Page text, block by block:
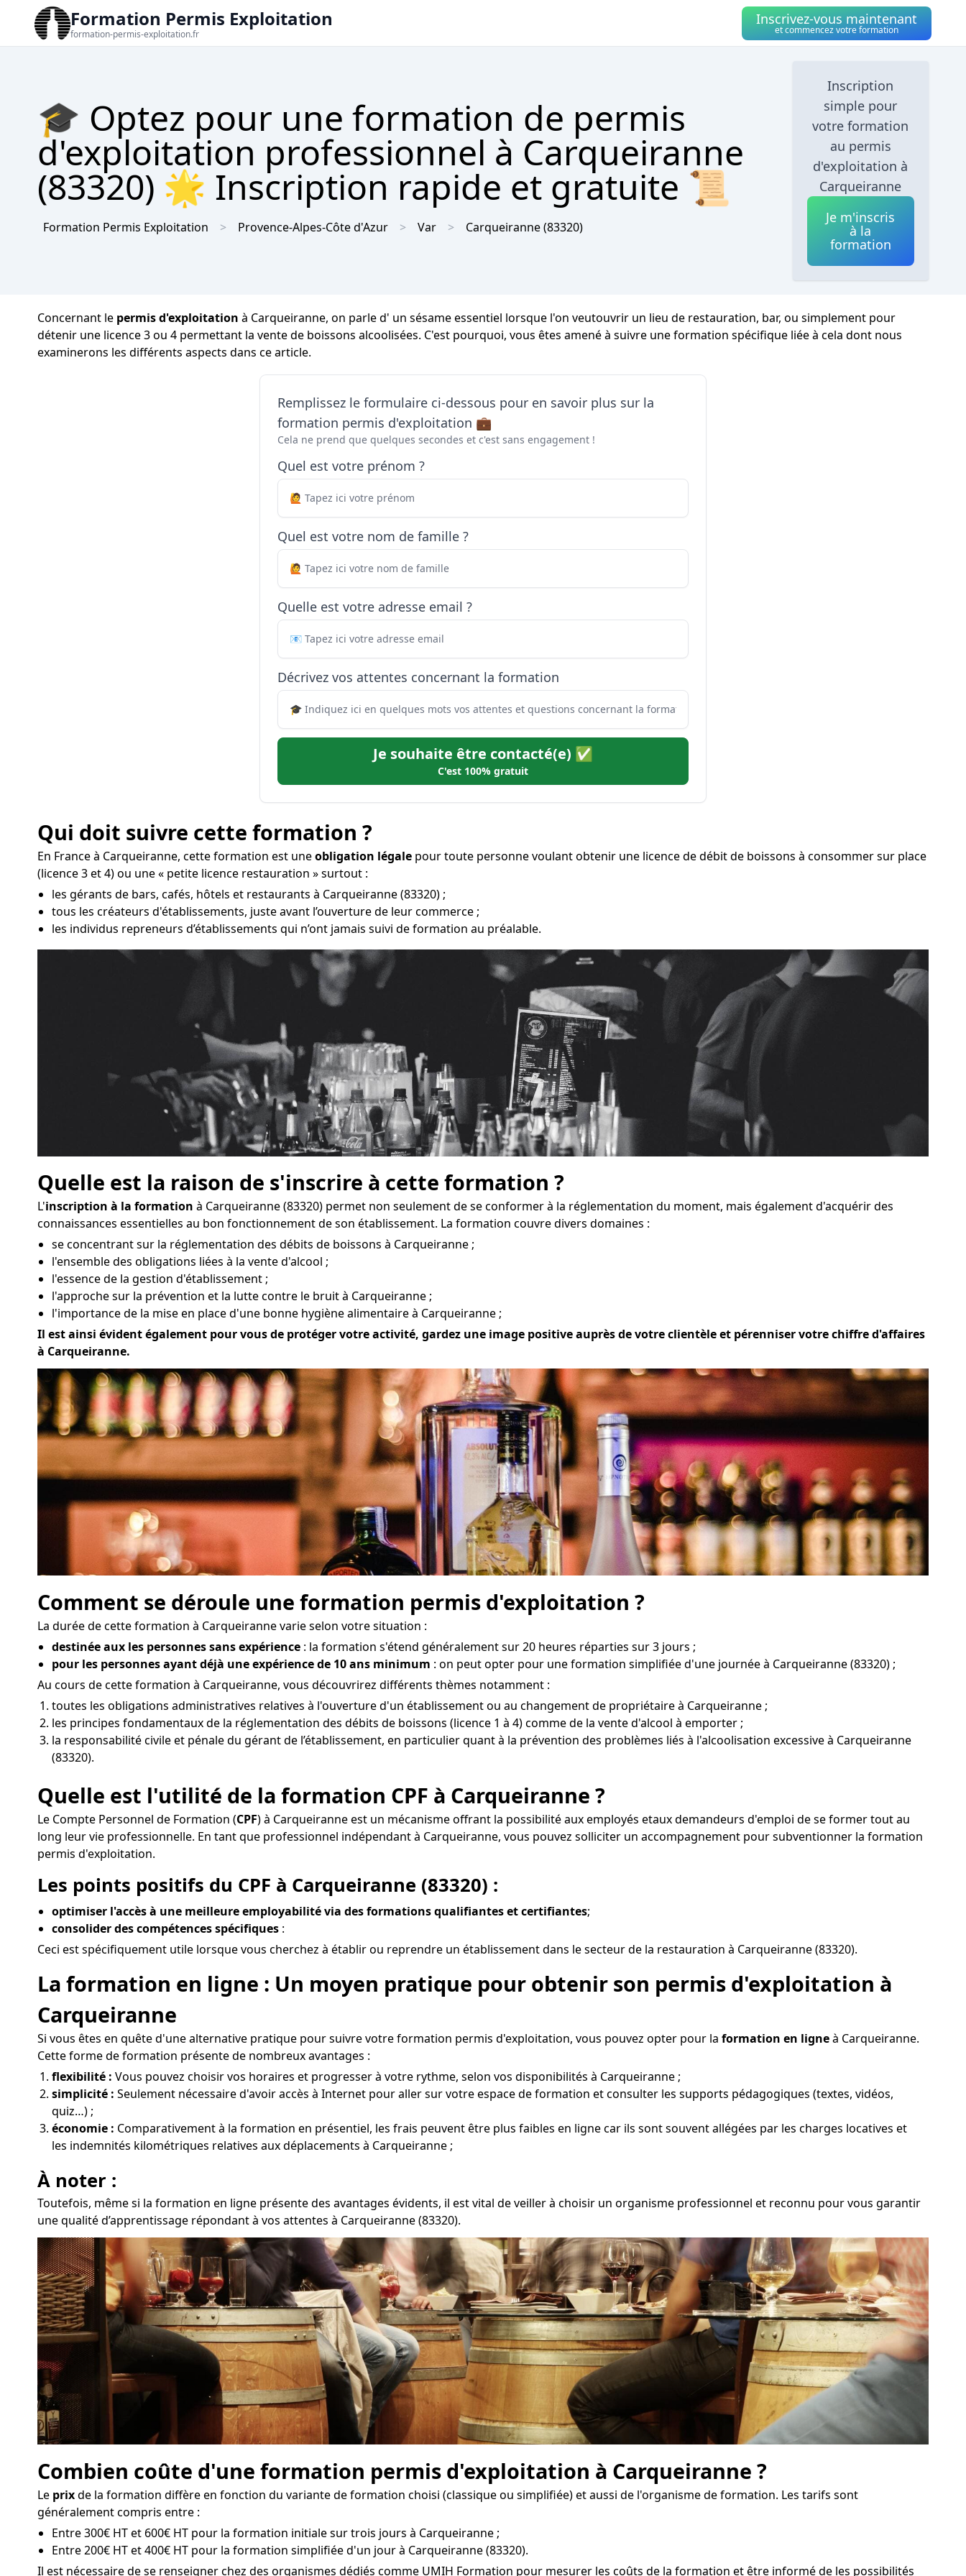
Formation Permis Exploitation
formation-permis-exploitation.fr
Inscrivez-vous maintenant
et commencez votre formation
🎓 Optez pour une formation de permis
d'exploitation professionnel à Carqueiranne
(83320) 🌟 Inscription rapide et gratuite 📜
Formation Permis Exploitation Provence-Alpes-Côte d'Azur Var Carqueiranne(83320)
Inscription
simple pour
votre formation
au permis
d'exploitation à
Carqueiranne
Je m'inscris
à la
formation
Concernant le permis d'exploitation à Carqueiranne, on parle d' un sésame essentiel lorsque l'on veutouvrir un lieu de restauration, bar, ou simplement pour
détenir une licence 3 ou 4 permettant la vente de boissons alcoolisées. C'est pourquoi, vous êtes amené à suivre une formation spécifique liée à cela dont nous
examinerons les différents aspects dans ce article.
Remplissez le formulaire ci-dessous pour en savoir plus sur la
formation permis d'exploitation 💼
Cela ne prend que quelques secondes et c'est sans engagement !
Quel est votre prénom ?
Quel est votre nom de famille ?
Quelle est votre adresse email ?
Décrivez vos attentes concernant la formation
Je souhaite être contacté(e) ✅
C'est 100% gratuit
Qui doit suivre cette formation ?
En France à Carqueiranne, cette formation est uneobligation légale pour toute personne voulant obtenir une licence de débit de boissons à consommer sur place
(licence 3 et 4) ou une « petite licence restauration » surtout :
les gérants de bars, cafés, hôtels et restaurants à Carqueiranne (83320) ;
tous les créateurs d'établissements, juste avant l’ouverture de leur commerce ;
les individus repreneurs d’établissements qui n’ont jamais suivi de formation au préalable.
Quelle est la raison de s'inscrire à cette formation ?
L'inscription à la formation à Carqueiranne (83320) permet non seulement de se conformer à la réglementation du moment, mais également d'acquérir des
connaissances essentielles au bon fonctionnement de son établissement. La formation couvre divers domaines :
se concentrant sur la réglementation des débits de boissons à Carqueiranne ;
l'ensemble des obligations liées à la vente d'alcool ;
l'essence de la gestion d'établissement ;
l'approche sur la prévention et la lutte contre le bruit à Carqueiranne ;
l'importance de la mise en place d'une bonne hygiène alimentaire à Carqueiranne ;
Il est ainsi évident également pour vous de protéger votre activité, gardez une image positive auprès de votre clientèle et pérenniser votre chiffre d'affaires
à Carqueiranne.
Comment se déroule une formation permis d'exploitation ?
La durée de cette formation à Carqueiranne varie selon votre situation :
destinée aux les personnes sans expérience : la formation s'étend généralement sur 20 heures réparties sur 3 jours ;
pour les personnes ayant déjà une expérience de 10 ans minimum : on peut opter pour une formation simplifiée d'une journée à Carqueiranne (83320) ;
Au cours de cette formation à Carqueiranne, vous découvrirez différents thèmes notamment :
toutes les obligations administratives relatives à l'ouverture d'un établissement ou au changement de propriétaire à Carqueiranne ;
les principes fondamentaux de la réglementation des débits de boissons (licence 1 à 4) comme de la vente d'alcool à emporter ;
la responsabilité civile et pénale du gérant de l’établissement, en particulier quant à la prévention des problèmes liés à l'alcoolisation excessive à Carqueiranne
(83320).
Quelle est l'utilité de la formation CPF à Carqueiranne ?
Le Compte Personnel de Formation (CPF) à Carqueiranne est un mécanisme offrant la possibilité aux employés etaux demandeurs d'emploi de se former tout au
long leur vie professionnelle. En tant que professionnel indépendant à Carqueiranne, vous pouvez solliciter un accompagnement pour subventionner la formation
permis d'exploitation.
Les points positifs du CPF à Carqueiranne (83320) :
optimiser l'accès à une meilleure employabilité via des formations qualifiantes et certifiantes;
consolider des compétences spécifiques :
Ceci est spécifiquement utile lorsque vous cherchez à établir ou reprendre un établissement dans le secteur de la restauration à Carqueiranne (83320).
La formation en ligne : Un moyen pratique pour obtenir son permis d'exploitation à
Carqueiranne
Si vous êtes en quête d'une alternative pratique pour suivre votre formation permis d'exploitation, vous pouvez opter pour la formation en ligneà Carqueiranne.
Cette forme de formation présente de nombreux avantages :
flexibilité : Vous pouvez choisir vos horaires et progresser à votre rythme, selon vos disponibilités à Carqueiranne ;
simplicité : Seulement nécessaire d'avoir accès à Internet pour aller sur votre espace de formation et consulter les supports pédagogiques (textes, vidéos,
quiz…) ;
économie : Comparativement à la formation en présentiel, les frais peuvent être plus faibles en ligne car ils sont souvent allégées par les charges locatives et
les indemnités kilométriques relatives aux déplacements à Carqueiranne ;
À noter :
Toutefois, même si la formation en ligne présente des avantages évidents, il est vital de veiller à choisir un organisme professionnel et reconnu pour vous garantir
une qualité d’apprentissage répondant à vos attentes à Carqueiranne (83320).
Combien coûte d'une formation permis d'exploitation à Carqueiranne ?
Le prixde la formation diffère en fonction du variante de formation choisi (classique ou simplifiée) et aussi de l'organisme de formation. Les tarifs sont
généralement compris entre :
Entre 300€ HT et 600€ HT pour la formation initiale sur trois jours à Carqueiranne ;
Entre 200€ HT et 400€ HT pour la formation simplifiée d'un jour à Carqueiranne (83320).
Il est nécessaire de se renseigner chez des organismes dédiés comme UMIH Formation pour mesurer les coûts de la formation et être informé de les possibilités